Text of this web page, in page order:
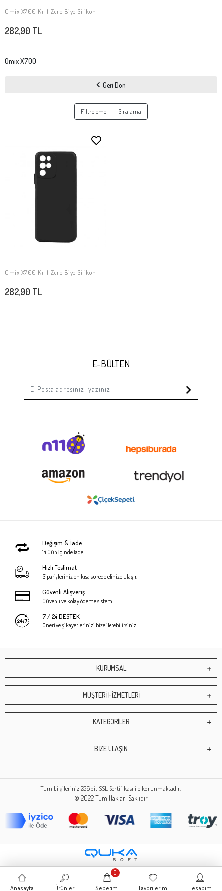
SEPETE EKLE
Omix X700 Kılıf Zore Biye Silikon
282,90 TL
Omix X700
Geri Dön
Filtreleme Sıralama
SEPETE EKLE
Omix X700 Kılıf Zore Biye Silikon
282,90 TL
E-BÜLTEN
Değişim & İade
14 Gün İçinde İade
Hızlı Teslimat
Siparişleriniz en kısa sürede elinize ulaşır.
Güvenli Alışveriş
Güvenli ve kolay ödeme sistemi
7 / 24 DESTEK
Öneri ve şikayetlerinizi bize iletebilirsiniz.
KURUMSAL
MÜŞTERİ HİZMETLERİ
KATEGORİLER
BİZE ULAŞIN
Tüm bilgileriniz 256bit SSL Sertifikası ile korunmaktadır.
© 2022Tüm Hakları Saklıdır
Anasayfa Ürünler Sepetim
0
Favorilerim Hesabım